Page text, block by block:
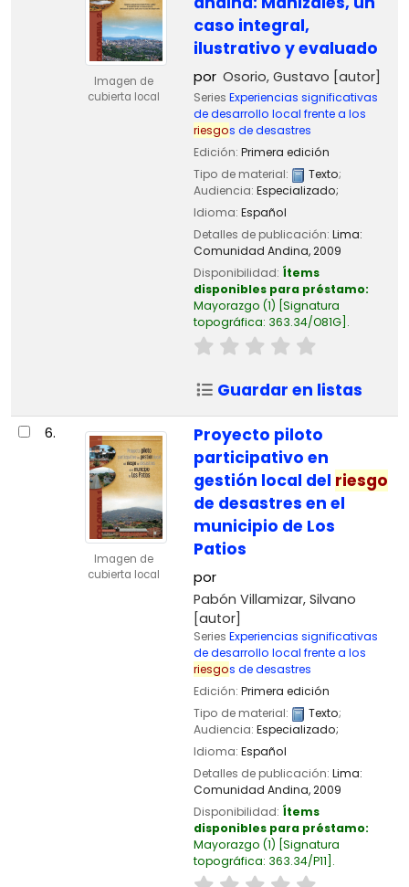
Imagen de
cubierta local
caso integral,
ilustrativo y evaluado
por Osorio, Gustavo [autor]
Series Experiencias significativas
de desarrollo local frente a los
riesgos de desastres
Edición: Primera edición
Tipo de material:
Texto;
Audiencia: Especializado;
Idioma: Español
Detalles de publicación: Lima:
Comunidad Andina,2009
Disponibilidad: Ítems
disponibles para préstamo:
Mayorazgo (1) Signatura
topográfica: 363.34/O81G .
Guardar en listas
6.
Imagen de
cubierta local
Proyecto piloto
participativo en
gestión local del riesgo
de desastres en el
municipio de Los
Patios
por
Pabón Villamizar, Silvano
[autor]
Series Experiencias significativas
de desarrollo local frente a los
riesgos de desastres
Edición: Primera edición
Tipo de material:
Texto;
Audiencia: Especializado;
Idioma: Español
Detalles de publicación: Lima:
Comunidad Andina,2009
Disponibilidad: Ítems
disponibles para préstamo:
Mayorazgo (1) Signatura
topográfica: 363.34/P11 .